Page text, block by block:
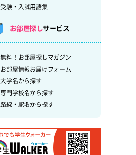
受験・入試用語集
お部屋探しサービス
無料！お部屋探しマガジン
お部屋情報お届けフォーム
大学名から探す
専門学校名から探す
路線・駅名から探す